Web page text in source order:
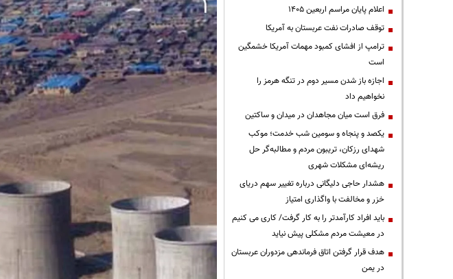
اعلام پایان مراسم اربعین ۱۴۰۵
توقف صادرات نفت عربستان به آمریکا
ترامپ از افشای کمبود مهمات آمریکا خشمگین
است
اجازه باز شدن مسیر دوم در تنگه هرمز را
نخواهیم داد
فرق است میان مجاهدان در میدان و ساکتین
یکصد و پنجاه و سومین شب خدمت؛ موکب
شهدای رزکان، تریبون مردم و مطالبه‌گر حل
ریشه‌ای مشکلات شهری
هشدار حاجی دلیگانی درباره تغییر سهم دریای
خزر و مخالفت با واگذاری امتیاز
باید افراد کارآمدتر را به کار گرفت/ کاری می کنیم
در معیشت مردم مشکلی پیش نیاید
هدف قرار گرفتن اتاق‌ فرماندهی مزدوران عربستان
در یمن